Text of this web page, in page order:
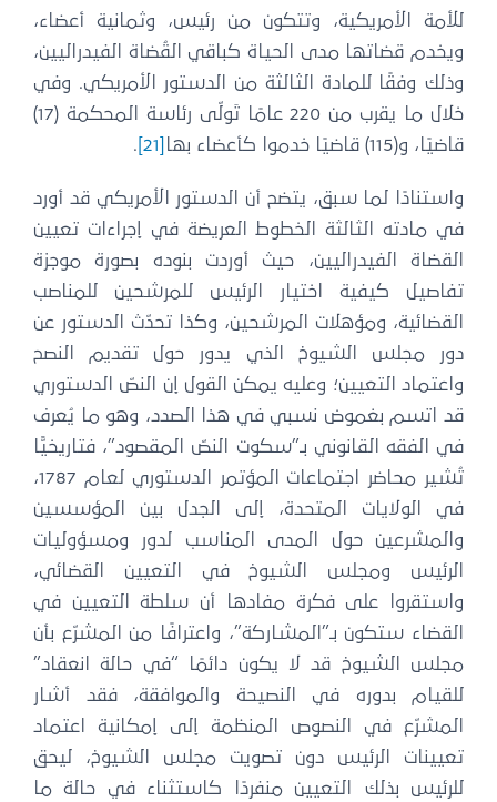
للأمة الأمريكية، وتتكون من رئيس، وثمانية أعضاء،
ويخدم قضاتها مدى الحياة كباقي القُضاة الفيدراليين،
وذلك وفقًا للمادة الثالثة من الدستور الأمريكي. وفي
خلال ما يقرب من 220 عامًا تَولّى رئاسة المحكمة (17)
قاضيًا، و(115) قاضيًا خدموا كأعضاء بها
.
واستنادًا لما سبق، يتضح أن الدستور الأمريكي قد أورد
في مادته الثالثة الخطوط العريضة في إجراءات تعيين
القضاة الفيدراليين، حيث أوردت بنوده بصورة موجزة
تفاصيل كيفية اختيار الرئيس للمرشحين للمناصب
القضائية، ومؤهلات المرشحين، وكذا تحدّث الدستور عن
دور مجلس الشيوخ الذي يدور حول تقديم النصح
واعتماد التعيين؛ وعليه يمكن القول إن النصّ الدستوري
قد اتسم بغموض نسبي في هذا الصدد، وهو ما يُعرف
في الفقه القانوني بـ”سكوت النصّ المقصود”، فتاريخيًّا
تُشير محاضر اجتماعات المؤتمر الدستوري لعام 1787،
في الولايات المتحدة، إلى الجدل بين المؤسسين
والمشرعين حول المدى المناسب لدور ومسؤوليات
الرئيس ومجلس الشيوخ في التعيين القضائي،
واستقروا على فكرة مفادها أن سلطة التعيين في
القضاء ستكون بـ”المشاركة”، واعترافًا من المشرّع بأن
مجلس الشيوخ قد لا يكون دائمًا “في حالة انعقاد”
للقيام بدوره في النصيحة والموافقة، فقد أشار
المشرّع في النصوص المنظمة إلى إمكانية اعتماد
تعيينات الرئيس دون تصويت مجلس الشيوخ، ليحق
للرئيس بذلك التعيين منفردًا كاستثناء في حالة ما